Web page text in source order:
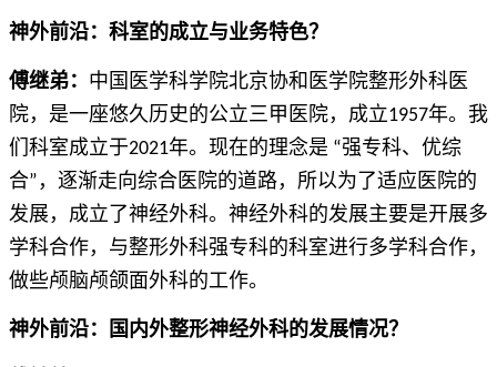
神外前沿：科室的成立与业务特色？
傅继弟： 中国医学科学院北京协和医学院整形外科医
院，是一座悠久历史的公立三甲医院，成立1957年。我
们科室成立于2021年。现在的理念是 “强专科、优综
合”，逐渐走向综合医院的道路，所以为了适应医院的
发展，成立了神经外科。神经外科的发展主要是开展多
学科合作，与整形外科强专科的科室进行多学科合作，
做些颅脑颅颌面外科的工作。
神外前沿：国内外整形神经外科的发展情况？